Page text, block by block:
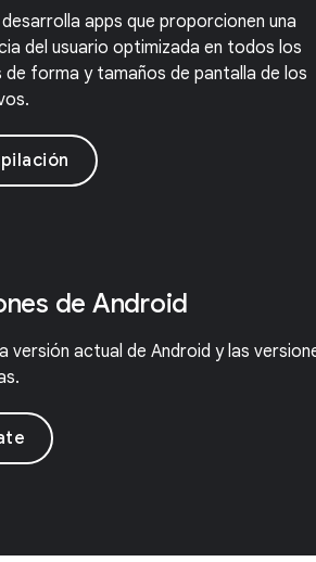
apps que proporcionen una
del usuario optimizada en todos los
forma y tamaños de pantalla de los
de Android
versión actual de Android y las